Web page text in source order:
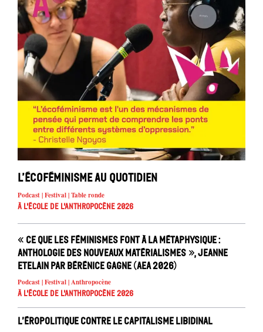
L’écoféminisme au quotidien
Podcast | Festival | Table ronde
À l'école de l'Anthropocène 2026
« Ce que les féminismes font à la métaphysique :
anthologie des nouveaux matérialismes », Jeanne
Etelain par Bérénice Gagne (AEA 2026)
Podcast | Festival | Anthropocène
À l'école de l'Anthropocène 2026
L’éropolitique contre le capitalisme libidinal